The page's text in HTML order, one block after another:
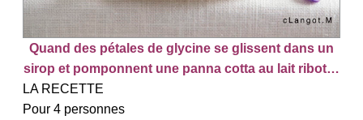
Quand des pétales de glycine se glissent dans un
sirop et pomponnent une panna cotta au lait ribot…
LA RECETTE
Pour 4 personnes